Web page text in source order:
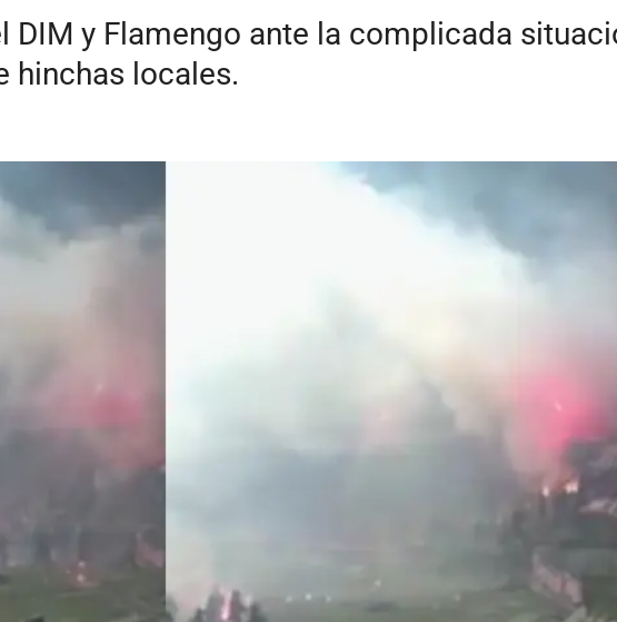
DIM y Flamengo ante la complicada
hinchas locales.